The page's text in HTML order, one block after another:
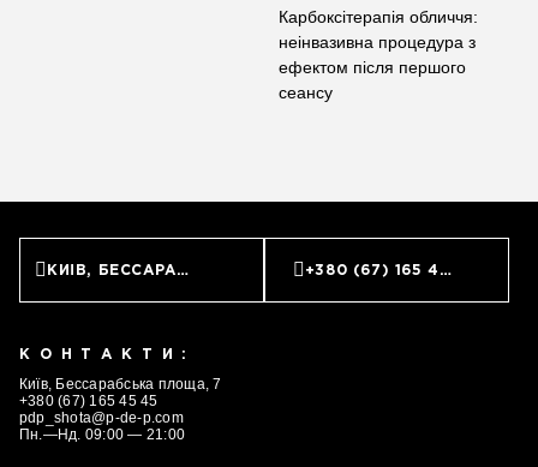
Карбоксітерапія обличчя:
неінвазивна процедура з
ефектом після першого
сеансу
КИЇВ, БЕССАРАБСЬКА ПЛОЩА, 7 +380 (67) 165 45 45
КОНТАКТИ:
Київ, Бессарабська площа, 7
+380 (67) 165 45 45
pdp_shota@p-de-p.com
Пн.—Нд. 09:00 — 21:00